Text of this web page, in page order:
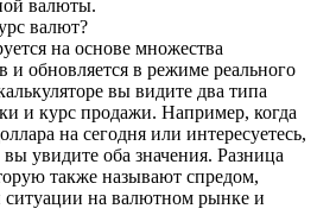
валюты.
валют?
на основе множества
обновляется в режиме реального
вы видите два типа
и курс продажи. Например, когда
на сегодня или интересуетесь,
вы увидите оба значения. Разница
также называют спредом,
ситуации на валютном рынке и